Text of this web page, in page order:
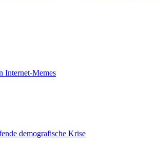
Internet-Memes
demografische Krise